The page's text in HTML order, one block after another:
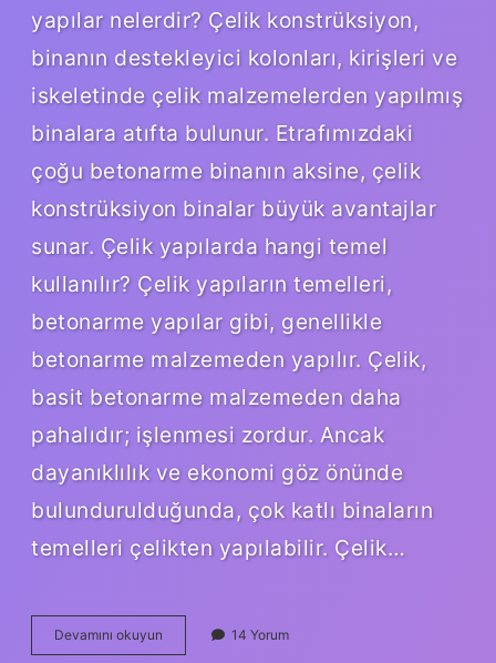
yapılar nelerdir? Çelik konstrüksiyon,
binanın destekleyici kolonları, kirişleri ve
iskeletinde çelik malzemelerden yapılmış
binalara atıfta bulunur. Etrafımızdaki
çoğu betonarme binanın aksine, çelik
konstrüksiyon binalar büyük avantajlar
sunar. Çelik yapılarda hangi temel
kullanılır? Çelik yapıların temelleri,
betonarme yapılar gibi, genellikle
betonarme malzemeden yapılır. Çelik,
basit betonarme malzemeden daha
pahalıdır; işlenmesi zordur. Ancak
dayanıklılık ve ekonomi göz önünde
bulundurulduğunda, çok katlı binaların
temelleri çelikten yapılabilir. Çelik…
Devamını okuyun
Yapılar
14 Yorum